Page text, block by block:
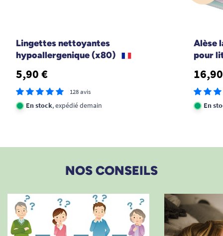
Lingettes nettoyantes
hypoallergenique (x80)
5,90 €
128 avis
En stock, expédié demain
Alèse
pour
En
NOS CONSEILS